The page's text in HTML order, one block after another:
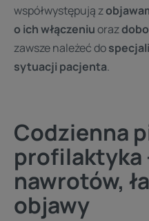
współwystępują z
o ich włączeniuoraz
zawsze należeć do
sytuacji pacjenta.
Codzienna
profilaktyka
nawrotów,
objawy